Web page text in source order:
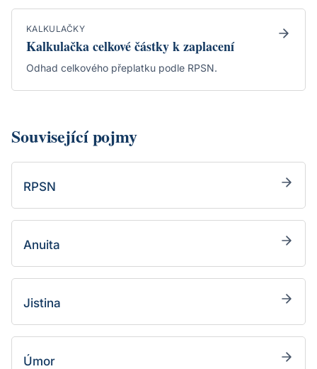
KALKULAČKY
Kalkulačka celkové částky k zaplacení
Odhad celkového přeplatku podle RPSN.
Související pojmy
RPSN
Anuita
Jistina
Úmor